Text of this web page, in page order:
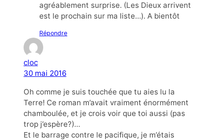
agréablement surprise. (Les Dieux arrivent
est le prochain sur ma liste…). A bientôt
Répondre
cloc
30 mai 2016
Oh comme je suis touchée que tu aies lu la
Terre! Ce roman m’avait vraiment énormément
chamboulée, et je crois voir que toi aussi (pas
trop j’espère?)…
Et le barrage contre le pacifique, je m’étais